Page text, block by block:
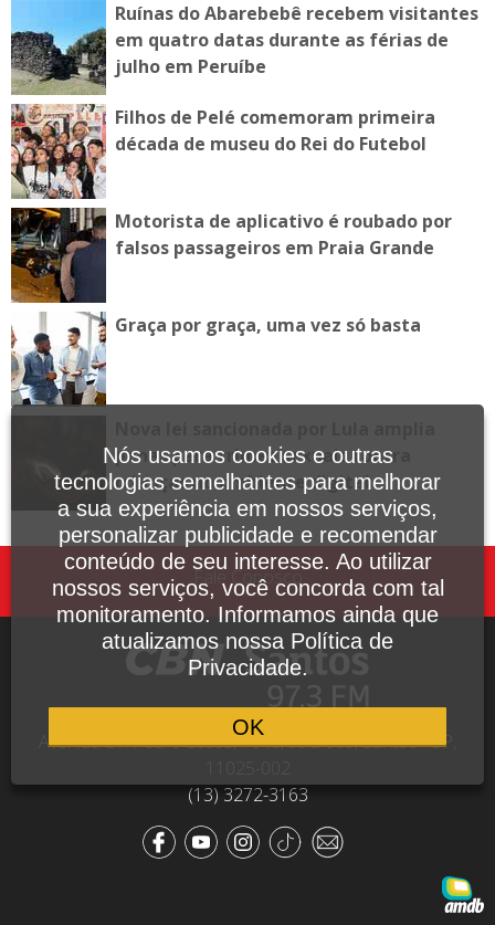
Ruínas do Abarebebê recebem visitantes
em quatro datas durante as férias de
julho em Peruíbe
Filhos de Pelé comemoram primeira
década de museu do Rei do Futebol
Motorista de aplicativo é roubado por
falsos passageiros em Praia Grande
Graça por graça, uma vez só basta
penas para crimes sexuais contra
crianças no ambiente digital
Fale Conosco
Avenida Dr. Pedro Lessa, 1640, sala 809, Santos - SP,
(13) 3272-3163
Nós usamos cookies e outras
tecnologias semelhantes para melhorar
a sua experiência em nossos serviços,
personalizar publicidade e recomendar
conteúdo de seu interesse. Ao utilizar
nossos serviços, você concorda com tal
monitoramento. Informamos ainda que
atualizamos nossa Política de
Privacidade.
OK